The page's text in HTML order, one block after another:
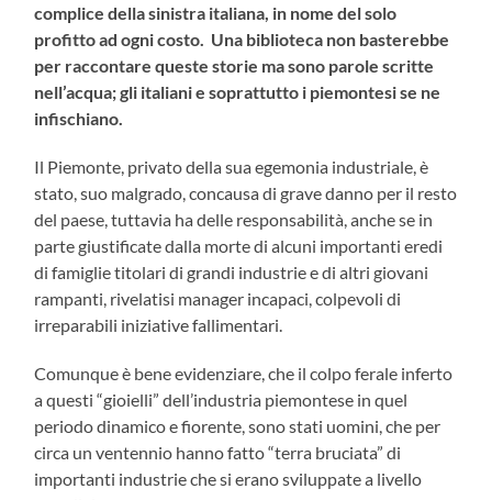
complice della sinistra italiana, in nome del solo
profitto ad ogni costo. Una biblioteca non basterebbe
per raccontare queste storie ma sono parole scritte
nell’acqua; gli italiani e soprattutto i piemontesi se ne
infischiano.
Il Piemonte, privato della sua egemonia industriale, è
stato, suo malgrado, concausa di grave danno per il resto
del paese, tuttavia ha delle responsabilità, anche se in
parte giustificate dalla morte di alcuni importanti eredi
di famiglie titolari di grandi industrie e di altri giovani
rampanti, rivelatisi manager incapaci, colpevoli di
irreparabili iniziative fallimentari.
Comunque è bene evidenziare, che il colpo ferale inferto
a questi “gioielli” dell’industria piemontese in quel
periodo dinamico e fiorente, sono stati uomini, che per
circa un ventennio hanno fatto “terra bruciata” di
importanti industrie che si erano sviluppate a livello